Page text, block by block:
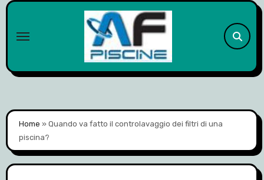
Skip
content
Home » Quando va fatto il controlavaggio dei filtri di una
piscina?